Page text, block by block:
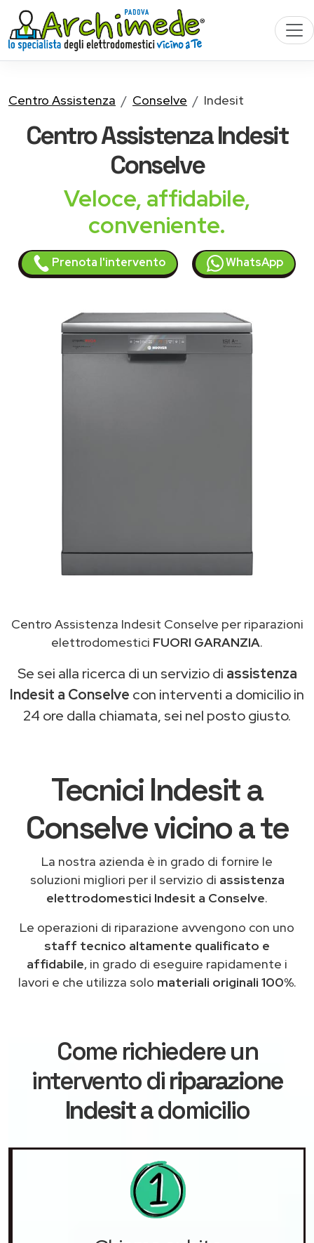
Centro Assistenza Conselve Indesit
Centro AssistenzaIndesit
Conselve
Veloce, affidabile,
conveniente.
Prenota l'intervento WhatsApp
Centro Assistenza Indesit Conselve per riparazioni
elettrodomestici FUORI GARANZIA.
Se sei alla ricerca di un servizio di assistenza
Indesit a Conselve con interventi a domicilio in
24 ore dalla chiamata, sei nel posto giusto.
Tecnici Indesit a
Conselve vicino a te
La nostra azienda è in grado di fornire le
soluzioni migliori per il servizio di assistenza
elettrodomestici Indesit a Conselve.
Le operazioni di riparazione avvengono con uno
staff tecnico altamente qualificato e
affidabile, in grado di eseguire rapidamente i
lavori e che utilizza solo materiali originali 100%.
Come richiedere un
intervento diriparazione
Indesita domicilio